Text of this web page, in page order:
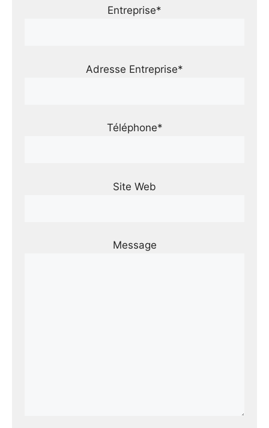
Entreprise*
Adresse Entreprise*
Téléphone*
Site Web
Message